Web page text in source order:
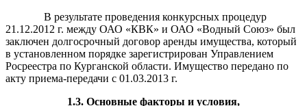
В результате проведения конкурсных процедур
21.12.2012 г. между ОАО «КВК» и ОАО «Водный Союз» был
заключен долгосрочный договор аренды имущества, который
в установленном порядке зарегистрирован Управлением
Росреестра по Курганской области. Имущество передано по
акту приема-передачи с 01.03.2013 г.
1.3. Основные факторы и условия,